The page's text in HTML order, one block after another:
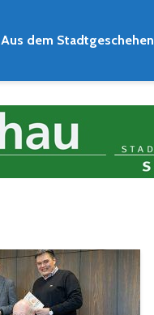
Aus dem Stadtgeschehen